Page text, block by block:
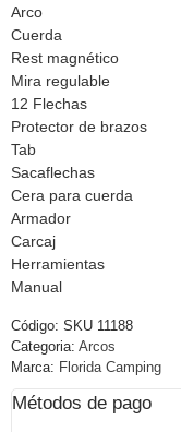
Arco
Cuerda
Rest magnético
Mira regulable
12 Flechas
Protector de brazos
Tab
Sacaflechas
Cera para cuerda
Armador
Carcaj
Herramientas
Manual
Código: SKU 11188
Categoria: Arcos
Marca: Florida Camping
Métodos de pago